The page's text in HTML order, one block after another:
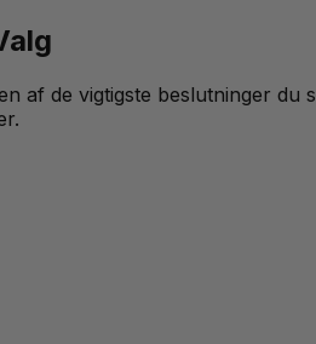
af de vigtigste beslutninger du